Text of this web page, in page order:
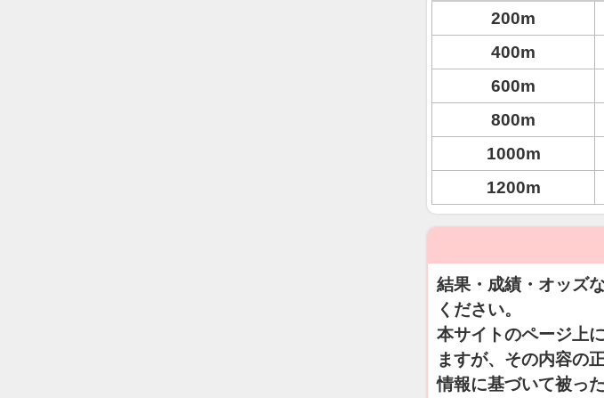
200m
400m
600m
800m
1000m
1200m
結果・成績・オッズ
ください。
本サイトのページ上
ますが、その内容の
情報に基づいて被っ